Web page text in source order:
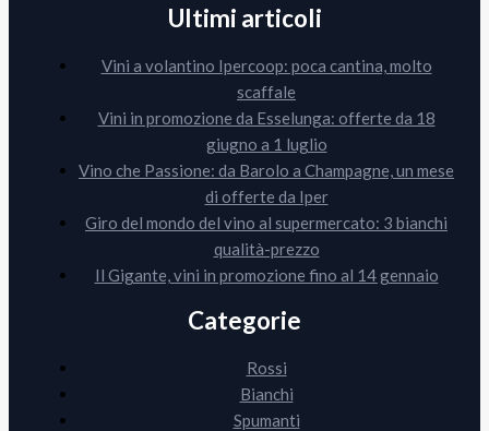
Ultimi articoli
Vini a volantino Ipercoop: poca cantina, molto
scaffale
Vini in promozione da Esselunga: offerte da 18
giugno a 1 luglio
Vino che Passione: da Barolo a Champagne, un mese
di offerte da Iper
Giro del mondo del vino al supermercato: 3 bianchi
qualità-prezzo
Il Gigante, vini in promozione fino al 14 gennaio
Categorie
Rossi
Bianchi
Spumanti